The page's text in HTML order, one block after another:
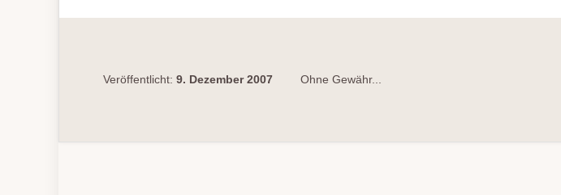
2008
Veröffentlicht: 9. Dezember 2007 Ohne Gewähr...